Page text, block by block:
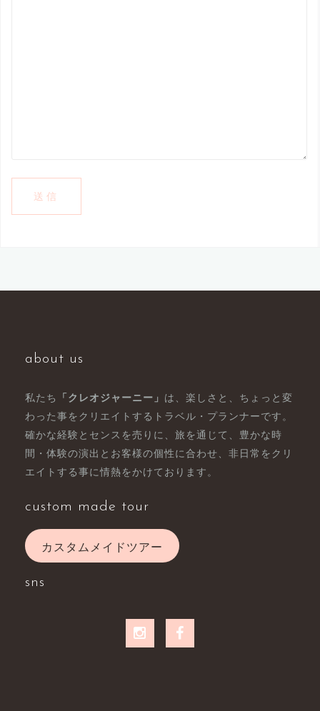
about us
私たち 「クレオジャーニー」 は、楽しさと、ちょっと変
わった事をクリエイトするトラベル・プランナーです。
確かな経験とセンスを売りに、旅を通じて、豊かな時
間・体験の演出とお客様の個性に合わせ、非日常をクリ
エイトする事に情熱をかけております。
custom made tour
カスタムメイドツアー
sns
instagram